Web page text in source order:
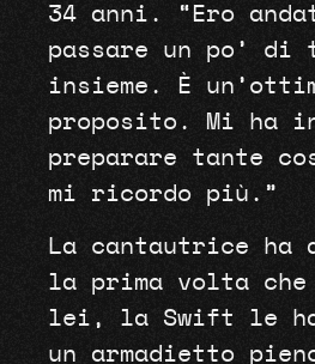
34 anni. “Ero
passare un po’ di
insieme. È
proposito. Mi ha
preparare tante
mi ricordo più.”
La cantautrice ha
la prima volta che
lei, la Swift le ha
un armadietto